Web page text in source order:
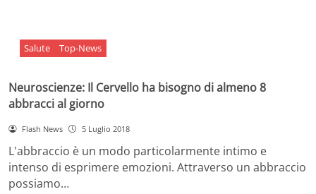
Salute Top-News
Neuroscienze: Il Cervello ha bisogno di almeno 8
abbracci al giorno
Flash News 5 Luglio 2018
L'abbraccio è un modo particolarmente intimo e
intenso di esprimere emozioni. Attraverso un abbraccio
possiamo…